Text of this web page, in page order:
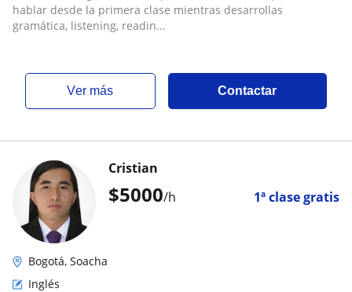
hablar desde la primera clase mientras desarrollas
gramática, listening, readin...
ver más Contactar
$5000/h 1ª clase gratis
Cristian
Bogotá, Soacha
Inglés